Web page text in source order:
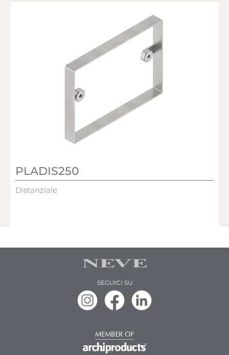
PLADIS250
Distanziale
SEGUICI SU